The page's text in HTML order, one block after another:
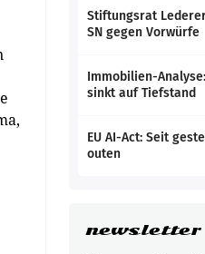
Stiftungsrat
SN gegen Vorwürfe
Immobilien-
sinkt auf Tiefstand
EU AI-Act: Seit
outen
newsletter